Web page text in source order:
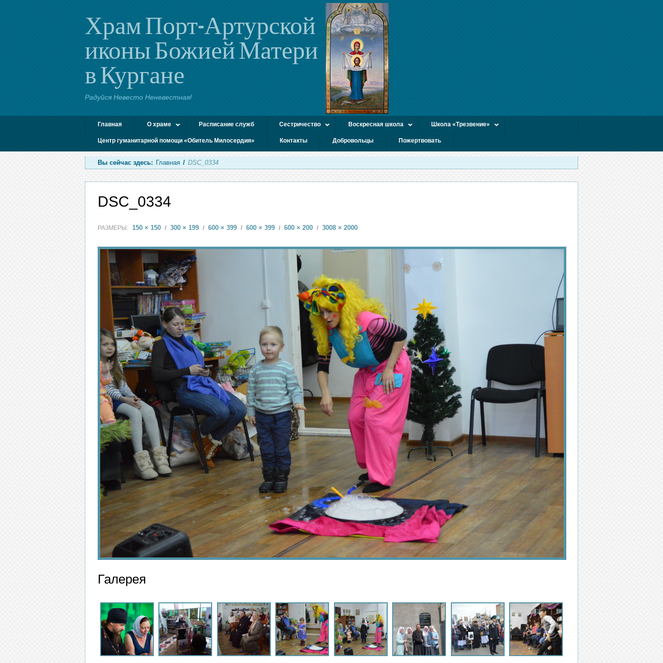
Храм Порт-Артурской
иконы Божией Матери
в Кургане
Радуйся Невесто Неневестная!
Главная О храме Расписание служб Сестричество Воскресная школа Школа «Трезвение»
Центр гуманитарной помощи «Обитель Милосердия» Контакты Добровольцы Пожертвовать
Вы сейчас здесь: Главная / DSC_0334
DSC_0334
РАЗМЕРЫ: 150 × 150 / 300 × 199 / 600 × 399 / 600 × 399 / 600 × 200 / 3008 × 2000
Галерея